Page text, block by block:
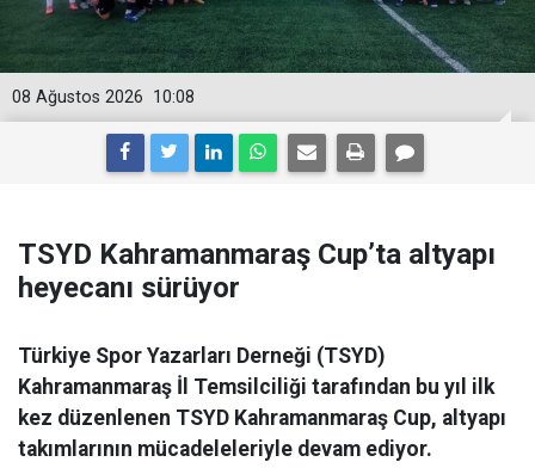
10:08
08 Ağustos 2026
TSYD Kahramanmaraş Cup’ta altyapı
heyecanı sürüyor
Türkiye Spor Yazarları Derneği (TSYD)
Kahramanmaraş İl Temsilciliği tarafından bu yıl ilk
kez düzenlenen TSYD Kahramanmaraş Cup, altyapı
takımlarının mücadeleleriyle devam ediyor.